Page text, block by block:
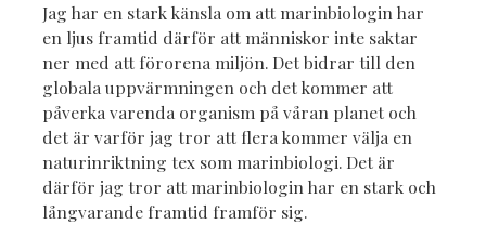
Jag har en stark känsla om att marinbiologin har
en ljus framtid därför att människor inte saktar
ner med att förorena miljön. Det bidrar till den
globala uppvärmningen och det kommer att
påverka varenda organism på våran planet och
det är varför jag tror att flera kommer välja en
naturinriktning tex som marinbiologi. Det är
därför jag tror att marinbiologin har en stark och
långvarande framtid framför sig.